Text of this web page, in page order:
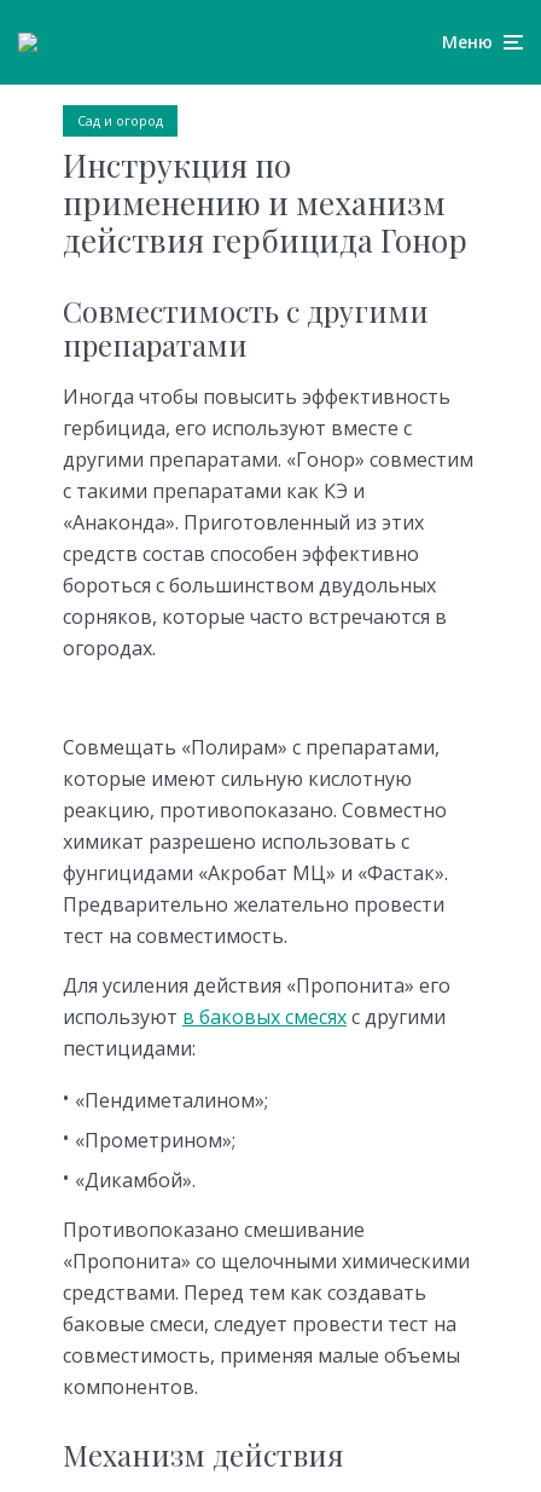
Меню
Сад и огород
Инструкция по
применению и механизм
действия гербицида Гонор
Совместимость с другими
препаратами
Иногда чтобы повысить эффективность
гербицида, его используют вместе с
другими препаратами. «Гонор» совместим
с такими препаратами как КЭ и
«Анаконда». Приготовленный из этих
средств состав способен эффективно
бороться с большинством двудольных
сорняков, которые часто встречаются в
огородах.
Совмещать «Полирам» с препаратами,
которые имеют сильную кислотную
реакцию, противопоказано. Совместно
химикат разрешено использовать с
фунгицидами «Акробат МЦ» и «Фастак».
Предварительно желательно провести
тест на совместимость.
Для усиления действия «Пропонита» его
используют в баковых смесяхс другими
пестицидами:
«Пендиметалином»;
«Прометрином»;
«Дикамбой».
Противопоказано смешивание
«Пропонита» со щелочными химическими
средствами. Перед тем как создавать
баковые смеси, следует провести тест на
совместимость, применяя малые объемы
компонентов.
Механизм действия